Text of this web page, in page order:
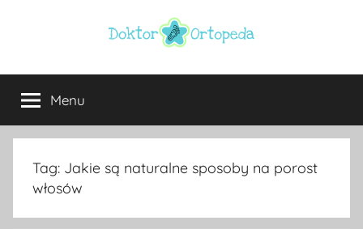
Doktor
ortopeda
Warszawa
usg
Warszawa,
ginekolog,
urolog,
dietetyk
Menu
Tag: Jakie są naturalne sposoby na porost
włosów